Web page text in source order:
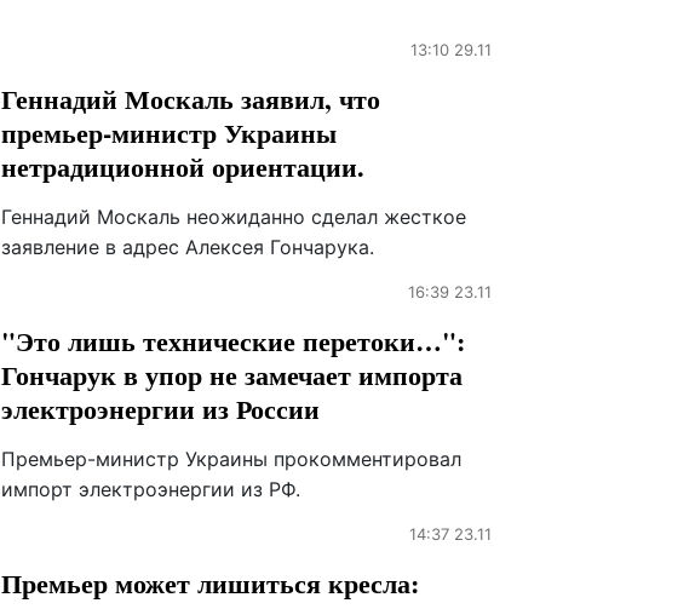
13:10 29.11
Геннадий Москаль заявил, что
премьер-министр Украины
нетрадиционной ориентации.
Геннадий Москаль неожиданно сделал жесткое
заявление в адрес Алексея Гончарука.
16:39 23.11
"Это лишь технические перетоки…":
Гончарук в упор не замечает импорта
электроэнергии из России
Премьер-министр Украины прокомментировал
импорт электроэнергии из РФ.
14:37 23.11
Премьер может лишиться кресла: